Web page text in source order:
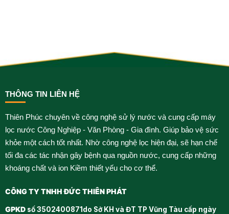
THÔNG TIN LIÊN HỆ
Thiên Phúc chuyên về công nghệ sử lý nước và cung cấp máy
lọc nước Công Nghiệp - Văn Phòng - Gia đình. Giúp bảo vệ sức
khỏe một cách tốt nhất. Nhờ công nghệ lọc hiện đại, sẽ hạn chế
tối đa các tác nhận gây bệnh qua nguồn nước, cung cấp những
khoáng chất và ion Kiềm thiết yếu cho cơ thể.
CÔNG TY TNHH ĐỨC THIÊN PHÁT
GPKDsố 3502400871do Sở KH và ĐT TP Vũng Tàu cấp ngày